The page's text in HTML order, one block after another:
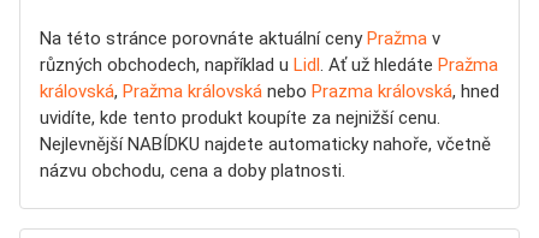
Na této stránce porovnáte aktuální cenyPražma v
různých obchodech, například u Lidl. Ať už hledáte Pražma
královská, Pražma královská nebo Prazma královská, hned
uvidíte, kde tento produkt koupíte za nejnižší cenu.
Nejlevnější NABÍDKU najdete automaticky nahoře, včetně
názvu obchodu, cena a doby platnosti.